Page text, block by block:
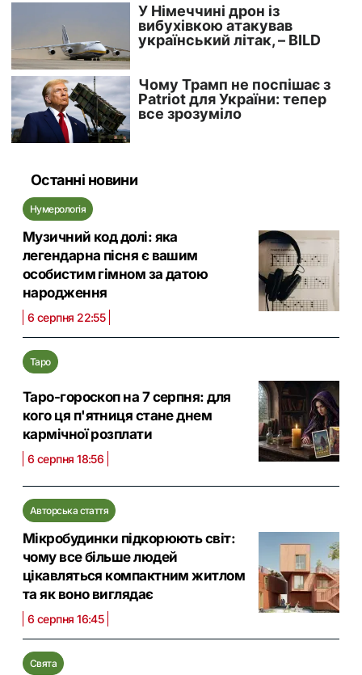
Останні новини
Нумерологія
Музичний код долі: яка
легендарна пісня є вашим
особистим гімном за датою
народження
6 серпня 22:55
Таро
Таро-гороскоп на 7 серпня: для
кого ця п'ятниця стане днем
кармічної розплати
6 серпня 18:56
Авторська стаття
Мікробудинки підкорюють світ:
чому все більше людей
цікавляться компактним житлом
та як воно виглядає
6 серпня 16:45
Свята